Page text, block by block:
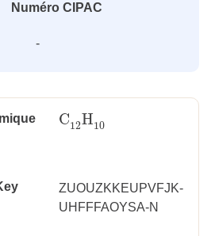
Numéro CIPAC
-
C12H10
C12H10
ZUOUZKKEUPVFJK-
UHFFFAOYSA-N